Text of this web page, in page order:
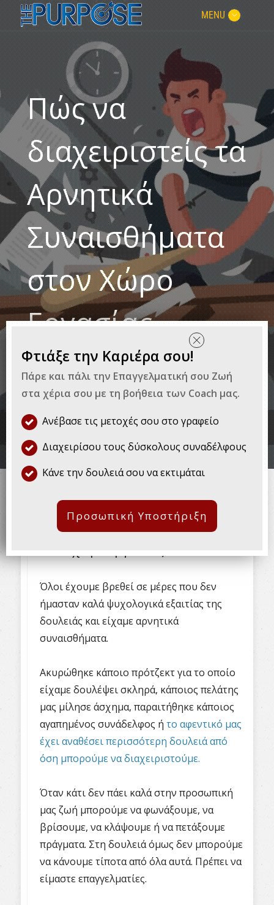
MENU
Πώς να
διαχειριστείς τα
Αρνητικά
Συναισθήματα
στον Χώρο
Εργασίας
ByThe Purpose | Επαγγελματική Εξέλιξη
ανησυχία, άγχος, θυμός,
απέχθεια, αποτυχία, αδράνεια
και άλλα αρνητικά συναισθήματα
Όλοι έχουμε βρεθεί σε μέρες που δεν
ήμασταν καλά ψυχολογικά εξαιτίας της
δουλειάς και είχαμε αρνητικά
συναισθήματα.
Ακυρώθηκε κάποιο πρότζεκτ για το οποίο
είχαμε δουλέψει σκληρά, κάποιος πελάτης
μας μίλησε άσχημα, παραιτήθηκε κάποιος
αγαπημένος συνάδελφος ή το αφεντικό μας
έχει αναθέσει περισσότερη δουλειά από
όση μπορούμε να διαχειριστούμε.
Όταν κάτι δεν πάει καλά στην προσωπική
μας ζωή μπορούμε να φωνάξουμε, να
βρίσουμε, να κλάψουμε ή να πετάξουμε
πράγματα. Στη δουλειά όμως δεν μπορούμε
να κάνουμε τίποτα από όλα αυτά. Πρέπει να
είμαστε επαγγελματίες.
Φτιάξε την Καριέρα σου!
Πάρε και πάλι την Επαγγελματική σου Ζωή
στα χέρια σου με τη βοήθεια των Coach μας.
Ανέβασε τις μετοχές σου στο γραφείο
Διαχειρίσου τους δύσκολους συναδέλφους
Κάνε την δουλειά σου να εκτιμάται
Προσωπική Υποστήριξη